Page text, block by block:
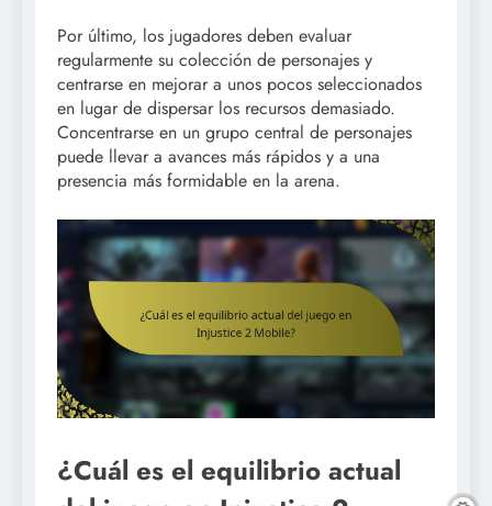
Por último, los jugadores deben evaluar
regularmente su colección de personajes y
centrarse en mejorar a unos pocos seleccionados
en lugar de dispersar los recursos demasiado.
Concentrarse en un grupo central de personajes
puede llevar a avances más rápidos y a una
presencia más formidable en la arena.
¿Cuál es el equilibrio actual